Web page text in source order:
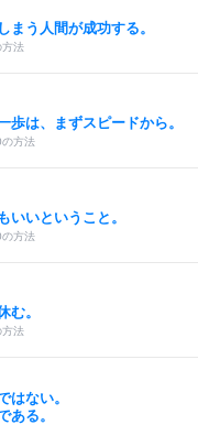
まう人間が成功する。
方法
歩は、まずスピードから。
の方法
いいということ。
の方法
む。
方法
はない。
ある。